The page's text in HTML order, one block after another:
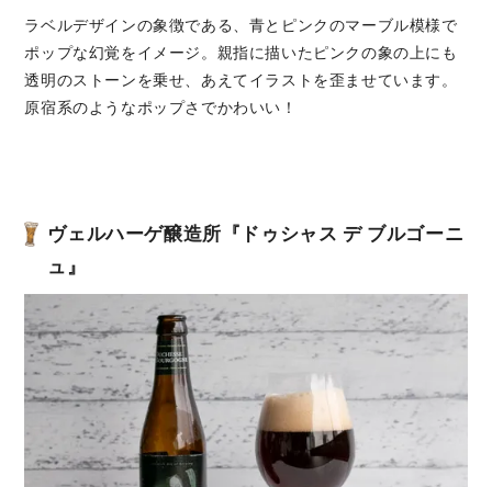
ラベルデザインの象徴である、青とピンクのマーブル模様で
ポップな幻覚をイメージ。親指に描いたピンクの象の上にも
透明のストーンを乗せ、あえてイラストを歪ませています。
原宿系のようなポップさでかわいい！
ヴェルハーゲ醸造所『ドゥシャス デ ブルゴーニ
ュ』